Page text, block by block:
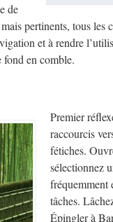
de
pertinents, tous les
et à rendre
fond en comble.
Premier
raccourcis
fétiches.
sélectionnez
fréquemment
tâches.
Épingler à